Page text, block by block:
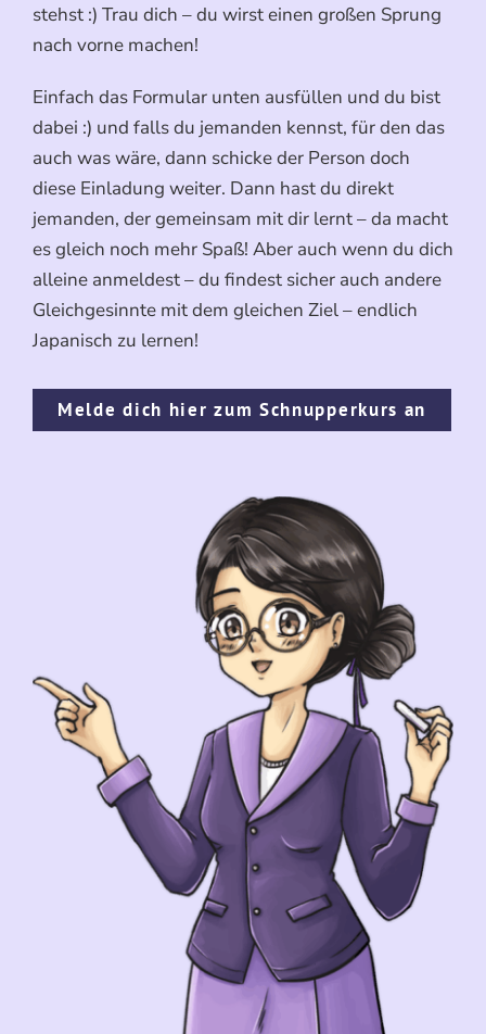
stehst :) Trau dich – du wirst einen großen Sprung
nach vorne machen!
Einfach das Formular unten ausfüllen und du bist
dabei :) und falls du jemanden kennst, für den das
auch was wäre, dann schicke der Person doch
diese Einladung weiter. Dann hast du direkt
jemanden, der gemeinsam mit dir lernt – da macht
es gleich noch mehr Spaß! Aber auch wenn du dich
alleine anmeldest – du findest sicher auch andere
Gleichgesinnte mit dem gleichen Ziel – endlich
Japanisch zu lernen!
Melde dich hier zum Schnupperkurs an